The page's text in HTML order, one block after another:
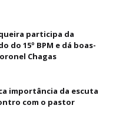
participa da
do 15º BPM e dá boas-
Chagas
importância da escuta
com o pastor